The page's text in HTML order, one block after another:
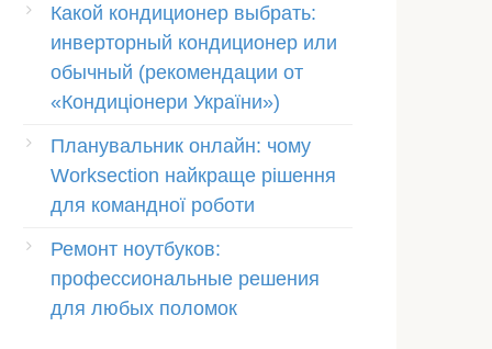
Какой кондиционер выбрать:
инверторный кондиционер или
обычный (рекомендации от
«Кондиціонери України»)
Планувальник онлайн: чому
Worksection найкраще рішення
для командної роботи
Ремонт ноутбуков:
профессиональные решения
для любых поломок